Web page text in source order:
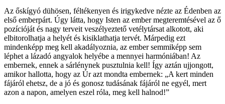
Az őskígyó dühösen, féltékenyen és irigykedve nézte az Édenben az
első emberpárt. Úgy látta, hogy Isten az ember megteremtésével az ő
pozícióját és nagy terveit veszélyeztető vetélytársat alkotott, aki
elbitorolhatja a helyét és kisiklathatja tervét. Márpedig ezt
mindenképp meg kell akadályoznia, az ember semmiképp sem
léphet a lázadó angyalok helyébe a mennyei harmóniában! Az
embernek, ennek a sárlénynek pusztulnia kell! Így aztán ujjongott,
amikor hallotta, hogy az Úr azt mondta embernek: „A kert minden
fájáról ehetsz, de a jó és gonosz tudásának fájáról ne egyél, mert
azon a napon, amelyen eszel róla, meg kell halnod!”